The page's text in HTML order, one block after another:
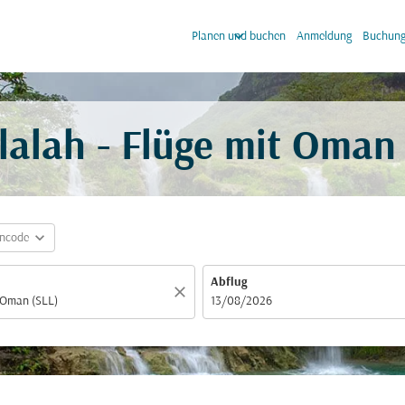
Planen und buchen
keyboard_arrow_down Anmeldung
- Flüge mit
expand_more
close
Abflug
fc-booking-departure-date-aria-label
13/08/2026